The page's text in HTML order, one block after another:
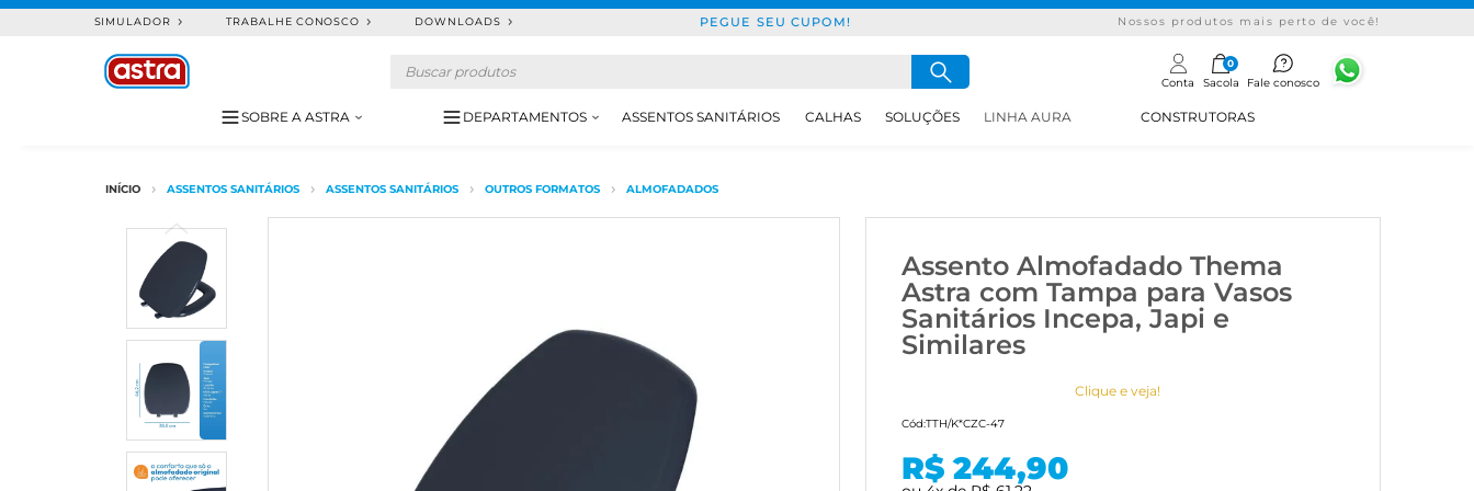
SIMULADOR TRABALHE CONOSCO DOWNLOADS PEGUE SEU CUPOM! Nossos produtos mais perto de você!
SOBRE A ASTRA DEPARTAMENTOS ASSENTOS SANITÁRIOS CALHAS SOLUÇÕES LINHA AURA CONSTRUTORAS
Conta
0
Sacola Fale conosco
ASSENTOS SANITÁRIOS ASSENTOS SANITÁRIOS OUTROS FORMATOS ALMOFADADOS
Assento Almofadado Thema
Astra com Tampa para Vasos
Sanitários Incepa, Japi e
Similares
Clique e veja!
Cód:TTH/K*CZC-47
R$ 244,90